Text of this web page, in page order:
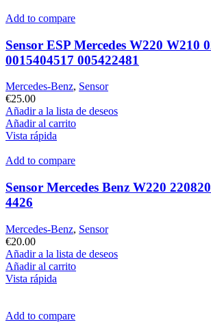
Add to compare
Sensor ESP Mercedes W220 W210
0015404517 005422481
Mercedes-Benz, Sensor
€25.00
Añadir a la lista de deseos
Añadir al carrito
Vista rápida
Add to compare
Sensor Mercedes Benz W220
4426
Mercedes-Benz, Sensor
€20.00
Añadir a la lista de deseos
Añadir al carrito
Vista rápida
Add to compare